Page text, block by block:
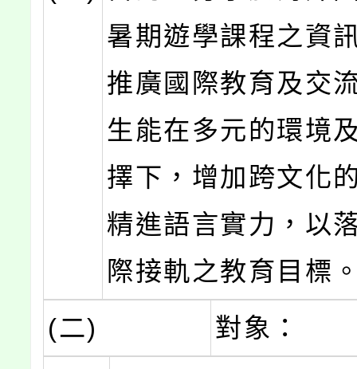
暑期遊學課程之資
推廣國際教育及交
生能在多元的環境
擇下，增加跨文化
精進語言實力，以
際接軌之教育目標
(二)
對象：